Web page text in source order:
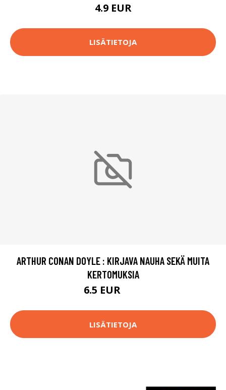
4.9 EUR
LISÄTIETOJA
ARTHUR CONAN DOYLE : KIRJAVA NAUHA SEKÄ MUITA
KERTOMUKSIA
6.5 EUR
LISÄTIETOJA